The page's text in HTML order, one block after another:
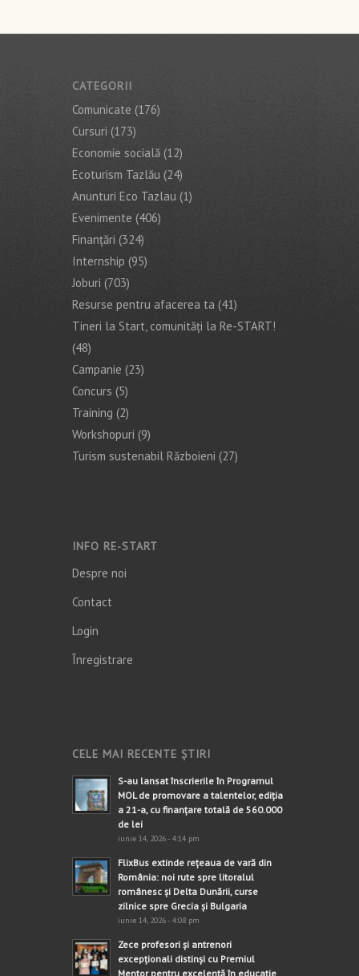
CATEGORII
Comunicate (176)
Cursuri (173)
Economie socială (12)
Ecoturism Tazlău (24)
Anunturi Eco Tazlau (1)
Evenimente (406)
Finanţări (324)
Internship (95)
Joburi (703)
Resurse pentru afacerea ta (41)
Tineri la Start, comunități la Re-START!
(48)
Campanie (23)
Concurs (5)
Training (2)
Workshopuri (9)
Turism sustenabil Războieni (27)
INFO RE-START
Despre noi
Contact
Login
Înregistrare
CELE MAI RECENTE ȘTIRI
S-au lansat înscrierile în Programul
MOL de promovare a talentelor, ediția
a 21-a, cu finanțare totală de 560.000
de lei
iunie 14, 2026 - 4:14 pm
FlixBus extinde rețeaua de vară din
România: noi rute spre litoralul
românesc și Delta Dunării, curse
zilnice spre Grecia și Bulgaria
iunie 14, 2026 - 4:08 pm
Zece profesori și antrenori
excepționali distinși cu Premiul
Mentor pentru excelență în educație